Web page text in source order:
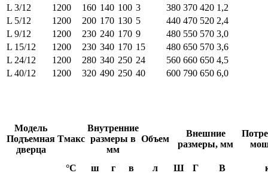
L 3/12
1200 160 140 100 3 380 370 420 1,2
L 5/12
1200 200 170 130 5 440 470 520 2,4
L 9/12
1200 230 240 170 9 480 550 570 3,0
L 15/12
1200 230 340 170 15 480 650 570 3,6
L 24/12
1200 280 340 250 24 560 660 650 4,5
L 40/12
1200 320 490 250 40 600 790 650 6,0
Модель
Подъемная
дверца
Tмакс
Внутренние
размеры в
мм
Объем
Внешние
размеры, мм
°C ш г в л Ш Г В